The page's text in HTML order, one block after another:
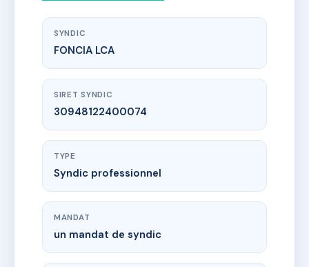
SYNDIC
FONCIA LCA
SIRET SYNDIC
30948122400074
TYPE
Syndic professionnel
MANDAT
un mandat de syndic